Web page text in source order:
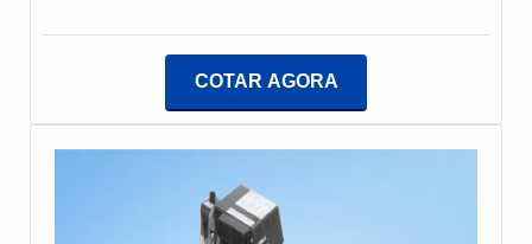
atuação.Quando a temática é rampa de gás para
o resultado dos clientes.UM POUCO MAIS SOBRE
RAMPA DE GÁS PARA QUEIMADORA E-Burner
Combustão Industrial centraliza sua estratégia em
oferecer aos clientes uma estrutura com escritório de
alta qualidade onde são realizadas as atividades e
COTAR AGORA